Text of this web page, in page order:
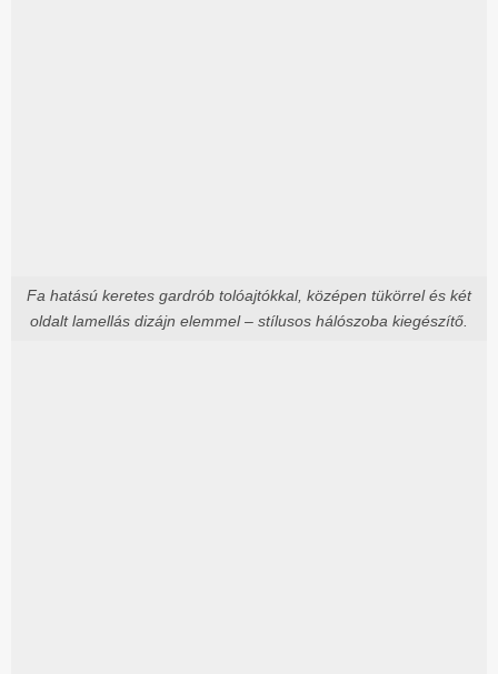
Fa hatású keretes gardrób tolóajtókkal, középen tükörrel és két
oldalt lamellás dizájn elemmel – stílusos hálószoba kiegészítő.